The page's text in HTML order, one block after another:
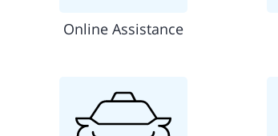
Online Assistance